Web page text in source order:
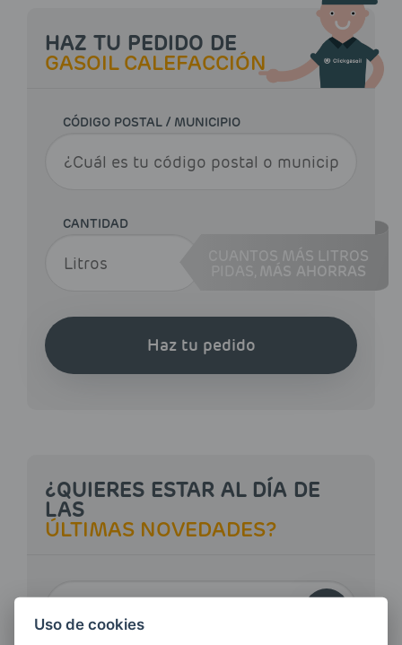
HAZ TU PEDIDO DE
GASOIL CALEFACCIÓN
CÓDIGO POSTAL / MUNICIPIO
CANTIDAD
CUANTOS MÁS LITROS
MÁS AHORRAS
Haz tu pedido
¿QUIERES ESTAR AL DÍA DE
LAS
ÚLTIMAS NOVEDADES?
Uso de cookies